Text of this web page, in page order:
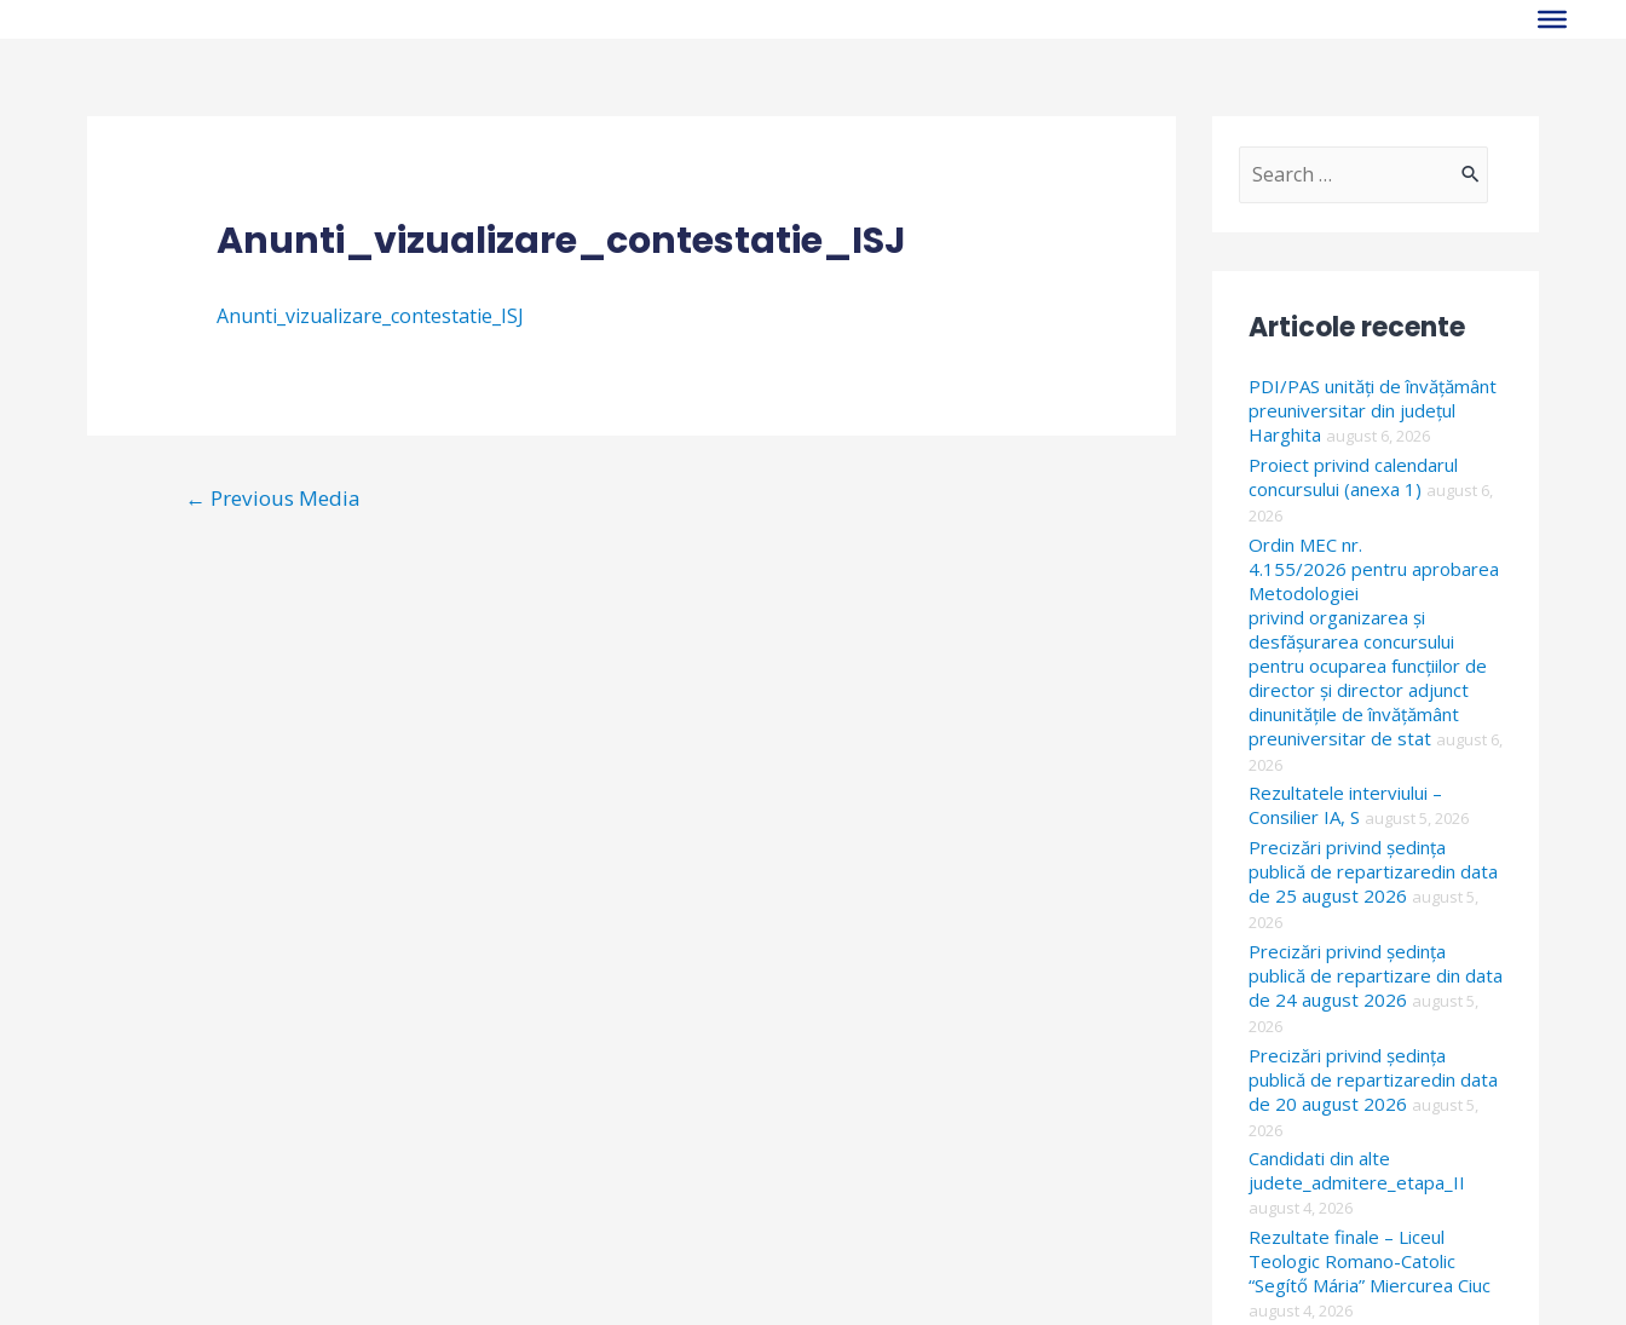
Anunti_vizualizare_contestatie_ISJ
Anunti_vizualizare_contestatie_ISJ
Navigare
← Previous Media
S
c
f
o
r
:
Articole recente
PDI/PAS unități de învățământ
preuniversitar din județul
Harghita august 6, 2026
Proiect privind calendarul
concursului (anexa 1) august 6,
2026
Ordin MEC nr.
4.155/2026 pentru aprobarea
Metodologiei
privind organizarea și
desfășurarea concursului
pentru ocuparea funcțiilor de
director și director adjunct
dinunitățile de învățământ
preuniversitar de stat august 6,
2026
Rezultatele interviului –
Consilier IA, S august 5, 2026
Precizări privind ședința
publică de repartizaredin data
de 25 august 2026 august 5,
2026
Precizări privind ședința
publică de repartizare din data
de 24 august 2026 august 5,
2026
Precizări privind ședința
publică de repartizaredin data
de 20 august 2026 august 5,
2026
Candidati din alte
judete_admitere_etapa_II
august 4, 2026
Rezultate finale – Liceul
Teologic Romano-Catolic
“Segítő Mária” Miercurea Ciuc
august 4, 2026